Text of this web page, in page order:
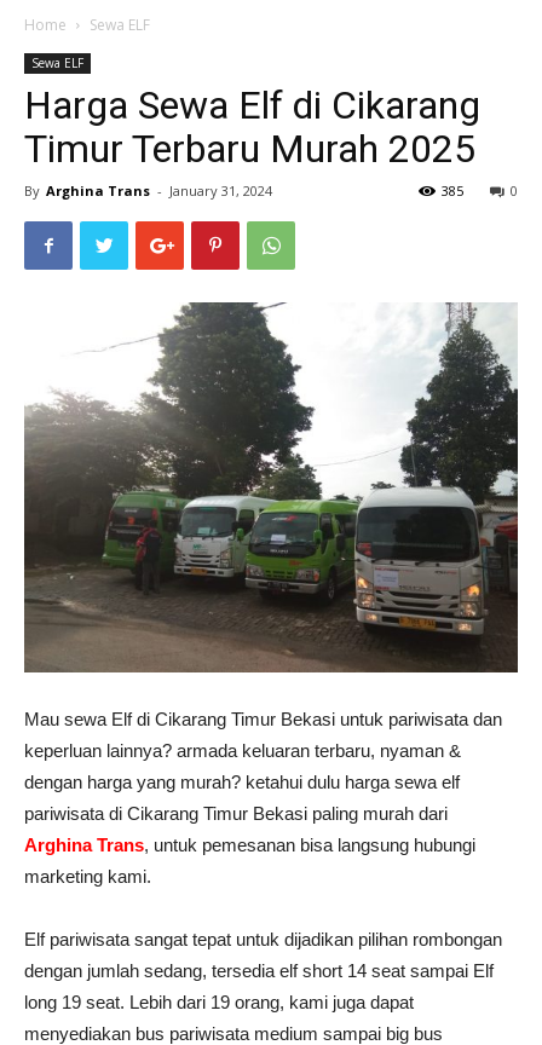
Home Sewa ELF
Sewa ELF
Harga Sewa Elf di Cikarang
Timur Terbaru Murah 2025
By Arghina Trans - January 31, 2024 0
385
Mau sewa Elf di Cikarang Timur Bekasi untuk pariwisata dan
keperluan lainnya? armada keluaran terbaru, nyaman &
dengan harga yang murah? ketahui dulu harga sewa elf
pariwisata di Cikarang Timur Bekasi paling murah dari
Arghina Trans, untuk pemesanan bisa langsung hubungi
marketing kami.
Elf pariwisata sangat tepat untuk dijadikan pilihan rombongan
dengan jumlah sedang, tersedia elf short 14 seat sampai Elf
long 19 seat. Lebih dari 19 orang, kami juga dapat
menyediakan bus pariwisata medium sampai big bus